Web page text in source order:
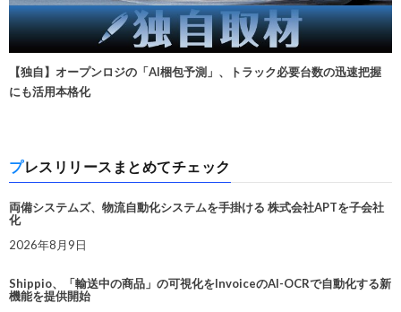
【独自】オープンロジの「AI梱包予測」、トラック必要台数の迅速把握
にも活用本格化
プレスリリースまとめてチェック
両備システムズ、物流自動化システムを手掛ける 株式会社APTを子会社
化
2026年8月9日
Shippio、「輸送中の商品」の可視化をInvoiceのAI-OCRで自動化する新
機能を提供開始